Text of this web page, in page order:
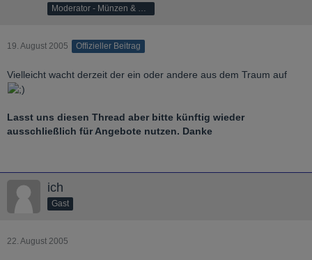
19. August 2005 Offizieller Beitrag
Vielleicht wacht derzeit der ein oder andere aus dem Traum auf
Lasst uns diesen Thread aber bitte künftig wieder
ausschließlich für Angebote nutzen. Danke
ich
Gast
22. August 2005